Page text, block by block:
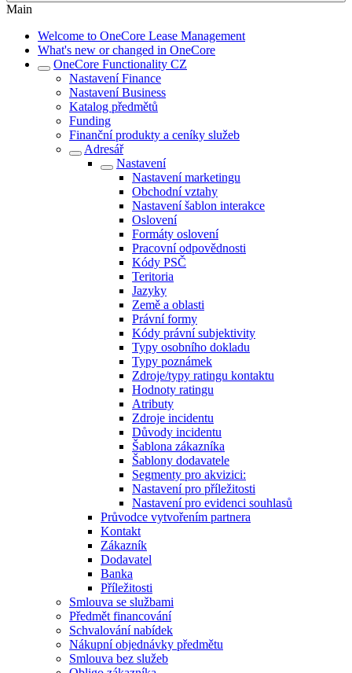
Main
Welcome to OneCore Lease Management
What's new or changed in OneCore
OneCore Functionality CZ
Nastavení Finance
Nastavení Business
Katalog předmětů
Funding
Finanční produkty a ceníky služeb
Adresář
Nastavení
Nastavení marketingu
Obchodní vztahy
Nastavení šablon interakce
Oslovení
Formáty oslovení
Pracovní odpovědnosti
Kódy PSČ
Teritoria
Jazyky
Země a oblasti
Právní formy
Kódy právní subjektivity
Typy osobního dokladu
Typy poznámek
Zdroje/typy ratingu kontaktu
Hodnoty ratingu
Atributy
Zdroje incidentu
Důvody incidentu
Šablona zákazníka
Šablony dodavatele
Segmenty pro akvizici:
Nastavení pro příležitosti
Nastavení pro evidenci souhlasů
Průvodce vytvořením partnera
Kontakt
Zákazník
Dodavatel
Banka
Příležitosti
Smlouva se službami
Předmět financování
Schvalování nabídek
Nákupní objednávky předmětu
Smlouva bez služeb